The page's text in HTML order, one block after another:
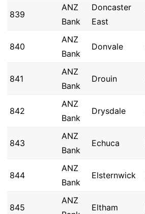
839
ANZ
Bank
Doncaster
East
840
ANZ
Bank
Donvale
841
ANZ
Bank
Drouin
842
ANZ
Bank
Drysdale
843
ANZ
Bank
Echuca
844
ANZ
Bank
Elsternwick
845
ANZ
Eltham